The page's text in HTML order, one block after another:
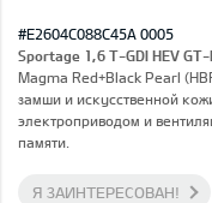
#E2604C088C45A 0005
Sportage 1,6 T-GDI HEV
Magma Red+Black Pearl
замши и искусственной
электроприводом и
памяти.
Я ЗАИНТЕРЕСОВАН!